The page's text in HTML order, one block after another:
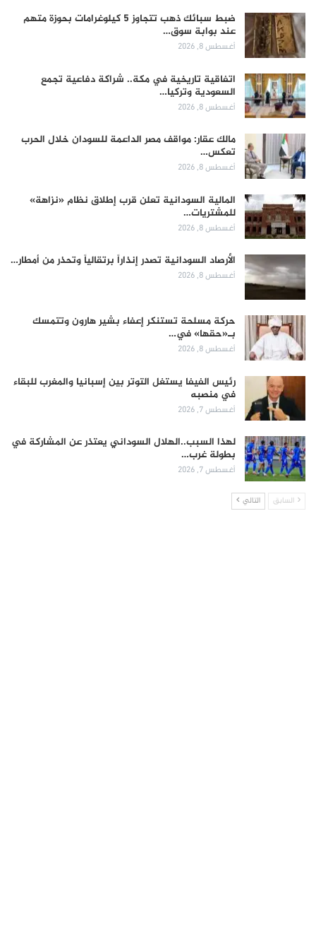
ضبط سبائك ذهب تتجاوز 5 كيلوغرامات بحوزة متهم
عند بوابة سوق…
أغسطس 8, 2026
اتفاقية تاريخية في مكة.. شراكة دفاعية تجمع
السعودية وتركيا…
أغسطس 8, 2026
مالك عقار: مواقف مصر الداعمة للسودان خلال الحرب
تعكس…
أغسطس 8, 2026
المالية السودانية تعلن قرب إطلاق نظام «نزاهة»
للمشتريات…
أغسطس 8, 2026
الأرصاد السودانية تصدر إنذاراً برتقالياً وتحذر من أمطار…
أغسطس 8, 2026
حركة مسلحة تستنكر إعفاء بشير هارون وتتمسك
بـ«حقها» في…
أغسطس 8, 2026
رئيس الفيفا يستغل التوتر بين إسبانيا والمغرب للبقاء
في منصبه
أغسطس 7, 2026
لهذا السبب..الهلال السوداني يعتذر عن المشاركة في
بطولة غرب…
أغسطس 7, 2026
السابق التالي